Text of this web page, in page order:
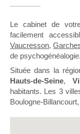
Le cabinet de
facilement
Vaucresson,
de psychogénéalogie.
Située dans la
Hauts-de-Seine,
habitants. Les 3
Boulogne-